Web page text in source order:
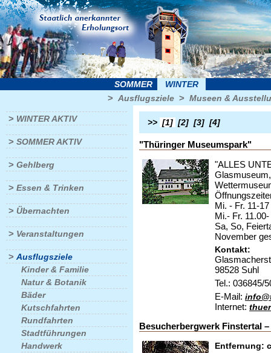
SOMMER WINTER
> Ausflugsziele > Museen &
> WINTER AKTIV
> SOMMER AKTIV
> Gehlberg
> Essen & Trinken
> Übernachten
> Veranstaltungen
> Ausflugsziele
Kinder & Familie
Natur & Botanik
Bäder
Kutschfahrten
Rundfahrten
Stadtführungen
Handwerk
>> [1] [2] [3] [4]
"Thüringer Museumspark"
"ALLES
Mi. - Fr. 11-
Mi.- Fr.
Sa, So,
November
Kontakt:
98528 Suhl
Tel.: 036845/
E-Mail:
Internet:
Besucherbergwerk Finstertal
Entfernung: